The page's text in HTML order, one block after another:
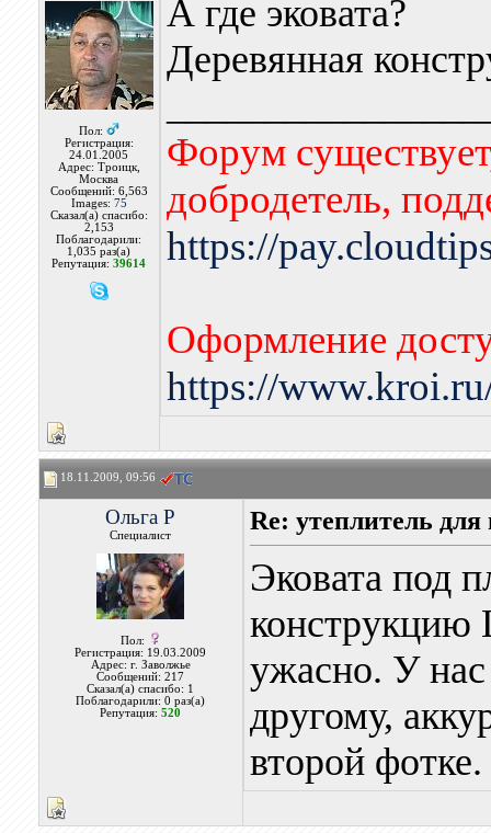
Пол:
Регистрация:
24.01.2005
Адрес: Троицк,
Москва
Сообщений: 6,563
Images: 75
Сказал(а) спасибо:
2,153
Поблагодарили:
1,035 раз(а)
Репутация:39614
А где эковата?
Деревянная
Форум
добродетель,
https://
Оформление
https://
18.11.2009, 09:56
Ольга Р
Специалист
Пол:
Регистрация: 19.03.2009
Адрес: г. Заволжье
Сообщений: 217
Сказал(а) спасибо: 1
Поблагодарили: 0 раз(а)
Репутация:520
Re: утеплитель
Эковата под
конструкцию
ужасно. У нас
другому,
второй фотке.